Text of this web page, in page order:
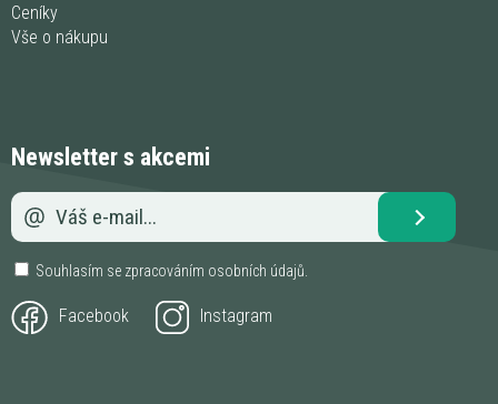
Ceníky
Vše o nákupu
Newsletter s akcemi
Souhlasím se zpracováním osobních údajů
Facebook Instagram